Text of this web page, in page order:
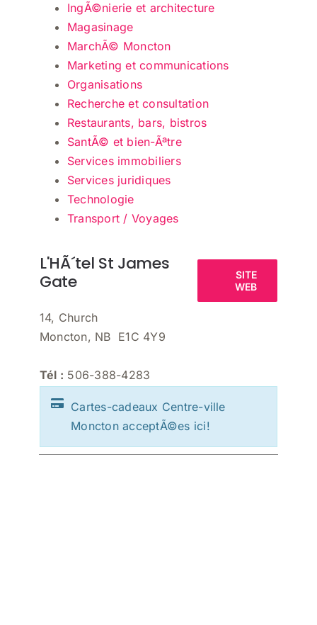
IngÃ©nierie et architecture
Magasinage
MarchÃ© Moncton
Marketing et communications
Organisations
Recherche et consultation
Restaurants, bars, bistros
SantÃ© et bien-Ãªtre
Services immobiliers
Services juridiques
Technologie
Transport / Voyages
L'HÃ´tel St James
Gate
SITE
WEB
14, Church
Moncton, NB E1C 4Y9
Tél : 506-388-4283
Cartes-cadeaux Centre-ville
Moncton acceptÃ©es ici!